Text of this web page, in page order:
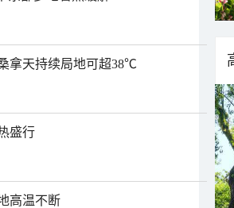
拿天持续局地可超38℃
盛行
高温不断